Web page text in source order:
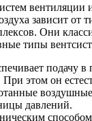
вентиляции
зависит от
Они
типы
подачу
При этом он
давлений.